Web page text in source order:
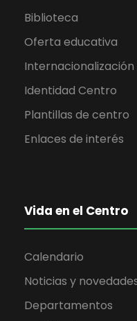
Biblioteca
Oferta educativa
Internacionalización
Identidad Centro
Plantillas de centro
Enlaces de interés
Vida en el Centro
Calendario
Noticias y
Departamentos